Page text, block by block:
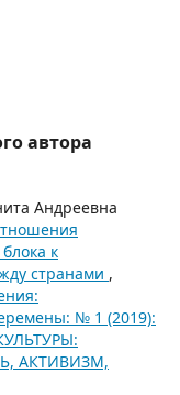
автора
Андреевна
к
странами ,
№ 1 (2019):
АКТИВИЗМ,